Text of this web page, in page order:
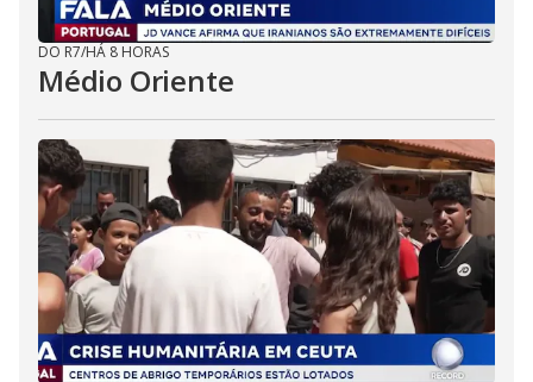
DO R7/HÁ 8 HORAS
Médio Oriente